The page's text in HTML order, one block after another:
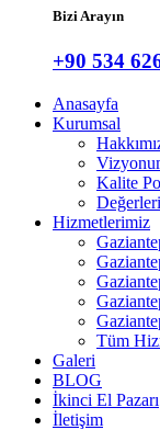
Bizi Arayın
+90 534
Anasayfa
Kurumsal
Kalite
Hizmetlerimiz
Tüm
Galeri
BLOG
İkinci El Pazarı
İletişim